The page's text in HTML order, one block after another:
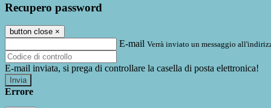
Recupero password
button close ×
E-mail Verrà inviato un messaggio
E-mail inviata, si prega di controllare la casella di posta elettronica!
Errore